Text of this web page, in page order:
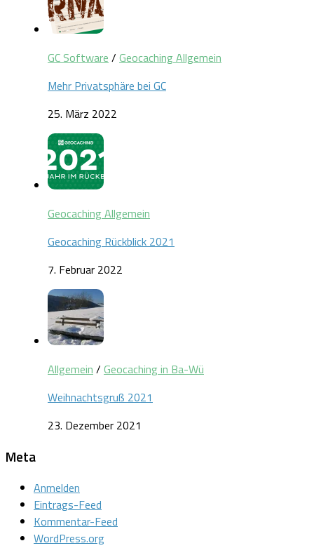
GC Software / Geocaching Allgemein
Mehr Privatsphäre bei GC
25. März 2022
Geocaching Allgemein
Geocaching Rückblick 2021
7. Februar 2022
Allgemein / Geocaching in Ba-Wü
Weihnachtsgruß 2021
23. Dezember 2021
Meta
Anmelden
Eintrags-Feed
Kommentar-Feed
WordPress.org